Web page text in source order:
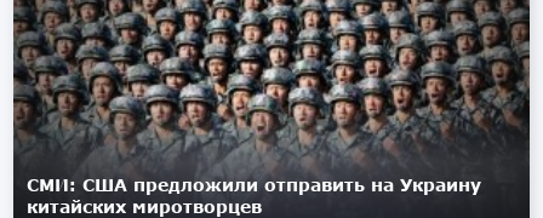
СМИ: США предложили отправить на Украину
китайских миротворцев